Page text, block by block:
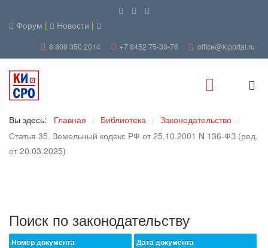
Форум | Новости |
8 800 350 2014 +7 8452 75-30-76 office@kiportal.ru
Вы здесь: Главная / Библиотека / Законодательство /
Статья 35. Земельный кодекс РФ от 25.10.2001 N 136-ФЗ (ред.
от 20.03.2025)
Поиск по законодательству
Номер документа Дата документа